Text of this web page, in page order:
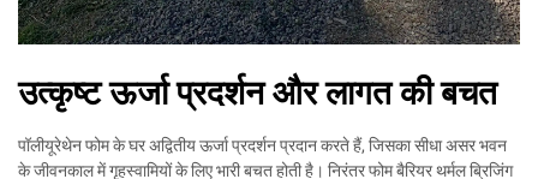
उत्कृष्ट ऊर्जा प्रदर्शन और लागत की बचत
पॉलीयूरेथेन फोम के घर अद्वितीय ऊर्जा प्रदर्शन प्रदान करते हैं, जिसका सीधा असर भवन
के जीवनकाल में गृहस्वामियों के लिए भारी बचत होती है। निरंतर फोम बैरियर थर्मल ब्रिजिंग